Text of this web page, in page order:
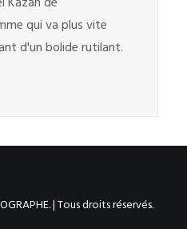
qui va plus vite
d'un bolide rutilant.
| Tous droits réservés.